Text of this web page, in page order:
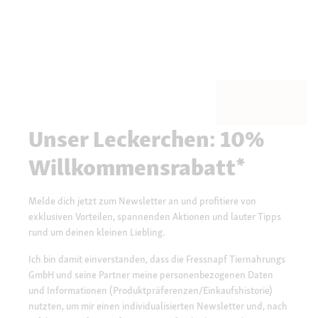
Unser Leckerchen: 10%
Willkommensrabatt*
Melde dich jetzt zum Newsletter an und profitiere von
exklusiven Vorteilen, spannenden Aktionen und lauter Tipps
rund um deinen kleinen Liebling.
Ich bin damit einverstanden, dass die Fressnapf Tiernahrungs
GmbH und seine Partner meine personenbezogenen Daten
und Informationen (Produktpräferenzen/Einkaufshistorie)
nutzten, um mir einen individualisierten Newsletter und, nach